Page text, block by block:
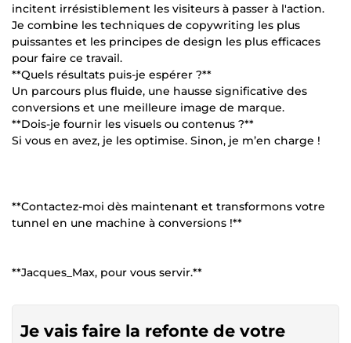
incitent irrésistiblement les visiteurs à passer à l'action.
Je combine les techniques de copywriting les plus
puissantes et les principes de design les plus efficaces
pour faire ce travail.
**Quels résultats puis-je espérer ?**
Un parcours plus fluide, une hausse significative des
conversions et une meilleure image de marque.
**Dois-je fournir les visuels ou contenus ?**
Si vous en avez, je les optimise. Sinon, je m’en charge !
**Contactez-moi dès maintenant et transformons votre
tunnel en une machine à conversions !**
**Jacques_Max, pour vous servir.**
Je vais faire la refonte de votre